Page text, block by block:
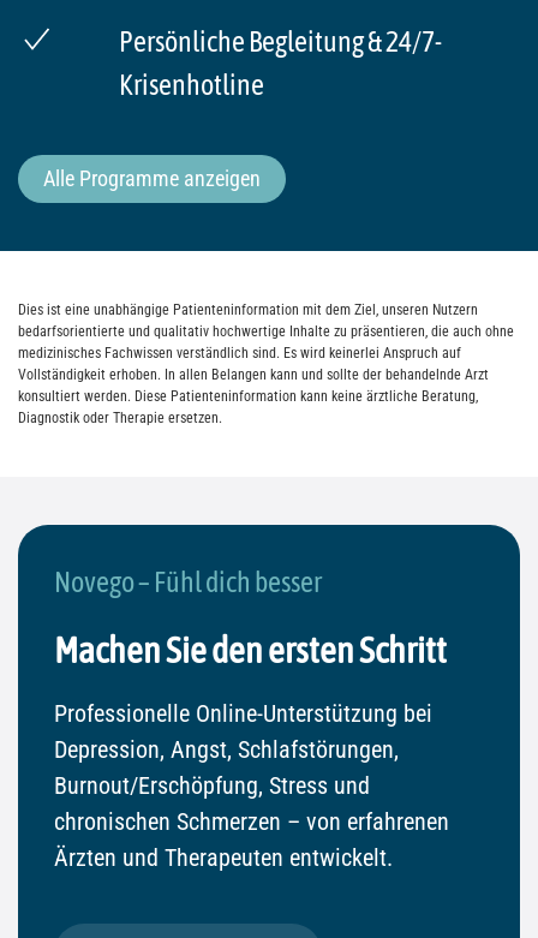
Persönliche Begleitung & 24/7-
Krisenhotline
Alle Programme anzeigen
Dies ist eine unabhängige Patienteninformation mit dem Ziel, unseren Nutzern
bedarfsorientierte und qualitativ hochwertige Inhalte zu präsentieren, die auch ohne
medizinisches Fachwissen verständlich sind. Es wird keinerlei Anspruch auf
Vollständigkeit erhoben. In allen Belangen kann und sollte der behandelnde Arzt
konsultiert werden. Diese Patienteninformation kann keine ärztliche Beratung,
Diagnostik oder Therapie ersetzen.
Novego – Fühl dich besser
Machen Sie den ersten Schritt
Professionelle Online-Unterstützung bei
Depression, Angst, Schlafstörungen,
Burnout/Erschöpfung, Stress und
chronischen Schmerzen – von erfahrenen
Ärzten und Therapeuten entwickelt.